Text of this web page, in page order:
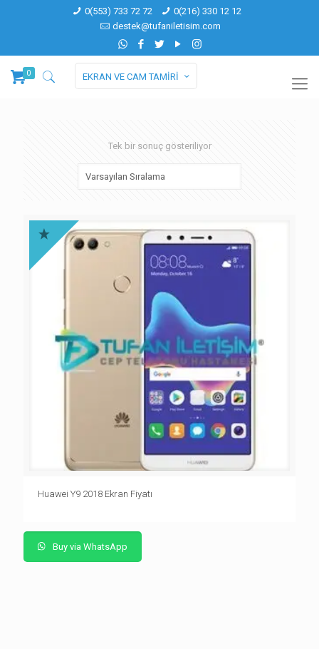
0(553) 733 72 72
0(216) 330 12 12
destek@tufaniletisim.com
0 EKRAN VE CAM TAMİRİ
Tek bir sonuç gösteriliyor
Huawei Y9 2018 Ekran Fiyatı
Buy via WhatsApp